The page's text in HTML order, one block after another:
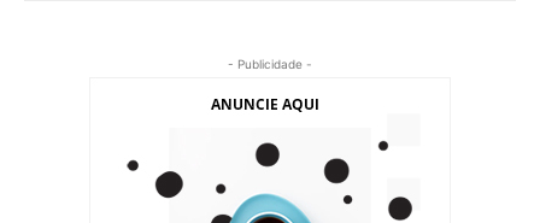
- Publicidade -